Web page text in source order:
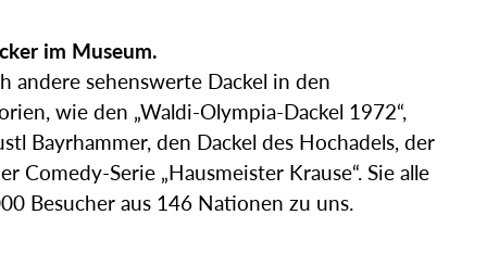
im Museum.
andere sehenswerte Dackel in den
wie den „Waldi-Olympia-Dackel 1972“,
Bayrhammer, den Dackel des Hochadels, der
Comedy-Serie „Hausmeister Krause“. Sie alle
Besucher aus 146 Nationen zu uns.